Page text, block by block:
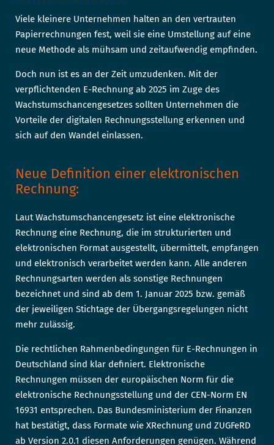
Viele kleinere Unternehmen halten an den vertrauten
Papierrechnungen fest, weil sie eine Umstellung auf eine
neue Methode als mühsam und zeitaufwendig empfinden.
Doch nun ist es an der Zeit umzudenken. Mit der
verpflichtenden E-Rechnung ab 2025 im Zuge des
Wachstumschancengesetzes sollten Unternehmen die
Vorteile der digitalen Rechnungsstellung erkennen und
sich auf den Wandel einlassen.
Neue Definition einer elektronischen
Rechnung:
Laut Wachstumschancengesetz ist eine elektronische
Rechnung eine Rechnung, die im strukturierten und
elektronischen Format ausgestellt, übermittelt, empfangen
und elektronisch verarbeitet werden kann. Alle anderen
Rechnungsarten werden als sonstige Rechnungen
bezeichnet und sind ab dem 1. Januar 2025 bzw. gemäß
der jeweiligen Stichtage der Übergangsregelungen nicht
mehr zulässig.
Die rechtlichen Rahmenbedingungen für E-Rechnungen in
Deutschland sind klar definiert. Elektronische
Rechnungen müssen der europäischen Norm für die
elektronische Rechnungsstellung und der CEN-Norm EN
16931 entsprechen. Das Bundesministerium der Finanzen
hat bestätigt, dass Formate wie XRechnung und ZUGFeRD
ab Version 2.0.1 diesen Anforderungen genügen. Während